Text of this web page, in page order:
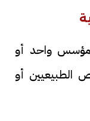
مؤسس واحد أو
الطبيعيين أو